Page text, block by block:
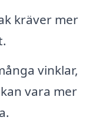
kräver mer
vinklar,
vara mer